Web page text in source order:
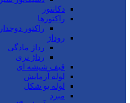
دکانتور
راکتورها
راکتور
روداژ
رداژ مادگی
رداژ نری
قیف شیشه ای
لوله آزمایش
لوله یو شکل
مبرد